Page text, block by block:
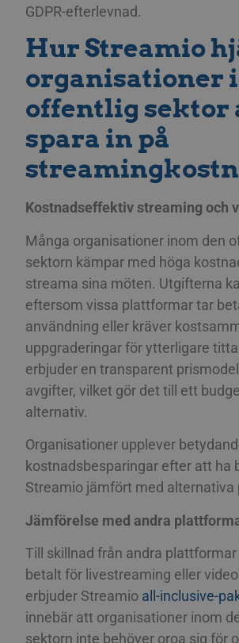
GDPR-efterlevnad.
Hur Streamio
organisationer
offentlig sektor
spara in på
Kostnadseffektiv streaming och
Många organisationer inom den
sektorn kämpar med höga
streama sina möten. Utgifterna
eftersom vissa plattformar tar
användning eller kräver
uppgraderingar för ytterligare
erbjuder en transparent
avgifter, vilket gör det till ett
alternativ.
Organisationer upplever
kostnadsbesparingar efter att ha
Streamio jämfört med alternativa
Jämförelse med andra
Till skillnad från andra
betalt för livestreaming eller
erbjuder Streamio all-inclusive-
innebär att organisationer inom
sektorn inte behöver oroa sig för